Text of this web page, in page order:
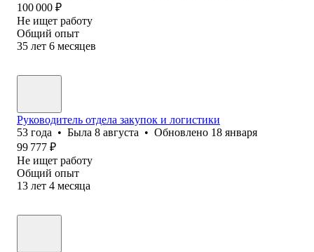
100 000 ₽
Не ищет работу
Общий опыт
35 лет 6 месяцев
Руководитель отдела закупок и логистики
53 года • Была 8 августа • Обновлено 18 января
99 777 ₽
Не ищет работу
Общий опыт
13 лет 4 месяца